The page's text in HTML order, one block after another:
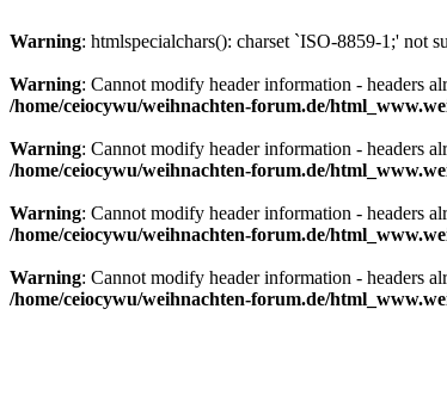
Warning: htmlspecialchars(): charset `ISO-8859-1;' not
Warning: Cannot modify header information - headers
/home/ceiocywu/weihnachten-forum.de/
Warning: Cannot modify header information - headers
/home/ceiocywu/weihnachten-forum.de/
Warning: Cannot modify header information - headers
/home/ceiocywu/weihnachten-forum.de/
Warning: Cannot modify header information - headers
/home/ceiocywu/weihnachten-forum.de/